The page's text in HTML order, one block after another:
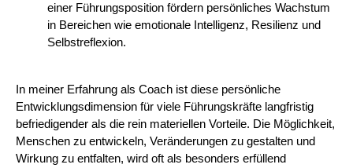
einer Führungsposition fördern persönliches Wachstum
in Bereichen wie emotionale Intelligenz, Resilienz und
Selbstreflexion.
In meiner Erfahrung als Coach ist diese persönliche
Entwicklungsdimension für viele Führungskräfte langfristig
befriedigender als die rein materiellen Vorteile. Die Möglichkeit,
Menschen zu entwickeln, Veränderungen zu gestalten und
Wirkung zu entfalten, wird oft als besonders erfüllend